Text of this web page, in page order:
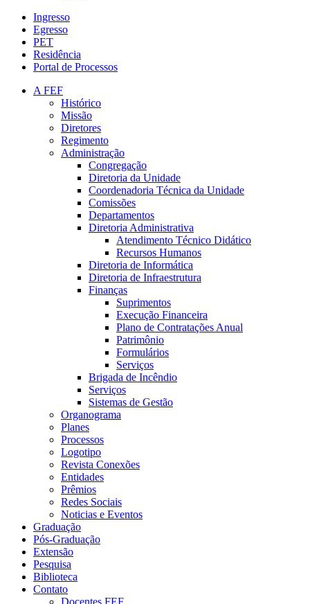
Ingresso
Egresso
PET
Residência
Portal de Processos
A FEF
Histórico
Missão
Diretores
Regimento
Administração
Congregação
Diretoria da Unidade
Coordenadoria Técnica da Unidade
Comissões
Departamentos
Diretoria Administrativa
Atendimento Técnico Didático
Recursos Humanos
Diretoria de Informática
Diretoria de Infraestrutura
Finanças
Suprimentos
Execução Financeira
Plano de Contratações Anual
Patrimônio
Formulários
Serviços
Brigada de Incêndio
Serviços
Sistemas de Gestão
Organograma
Planes
Processos
Logotipo
Revista Conexões
Entidades
Prêmios
Redes Sociais
Noticias e Eventos
Graduação
Pós-Graduação
Extensão
Pesquisa
Biblioteca
Contato
Docentes FEF